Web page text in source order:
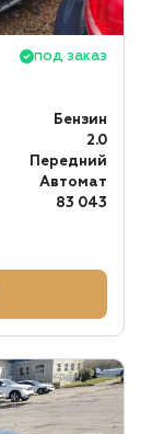
под заказ
Бензин
2.0
Передний
Автомат
83 043